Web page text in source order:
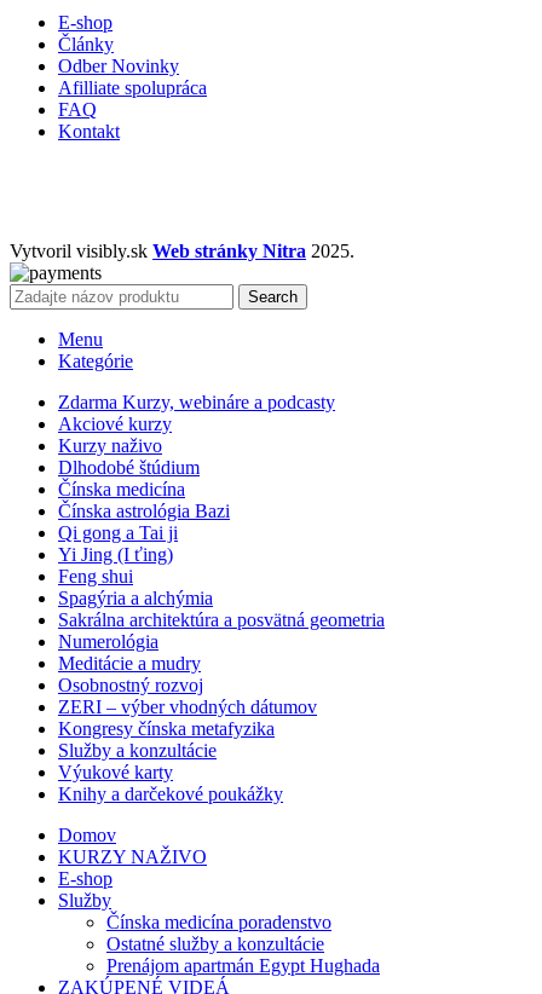
E-shop
Články
Odber Novinky
Afilliate spolupráca
FAQ
Kontakt
Vytvoril visibly.sk Web stránky Nitra 2025.
Search
Menu
Kategórie
Zdarma Kurzy, webináre a podcasty
Akciové kurzy
Kurzy naživo
Dlhodobé štúdium
Čínska medicína
Čínska astrológia Bazi
Qi gong a Tai ji
Yi Jing (I ťing)
Feng shui
Spagýria a alchýmia
Sakrálna architektúra a posvätná geometria
Numerológia
Meditácie a mudry
Osobnostný rozvoj
ZERI – výber vhodných dátumov
Kongresy čínska metafyzika
Služby a konzultácie
Výukové karty
Knihy a darčekové poukážky
Domov
KURZY NAŽIVO
E-shop
Služby
Čínska medicína poradenstvo
Ostatné služby a konzultácie
Prenájom apartmán Egypt Hughada
ZAKÚPENÉ VIDEÁ